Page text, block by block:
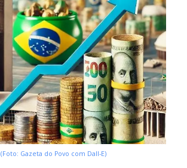
(Foto: Gazeta do Povo com Dall-E)